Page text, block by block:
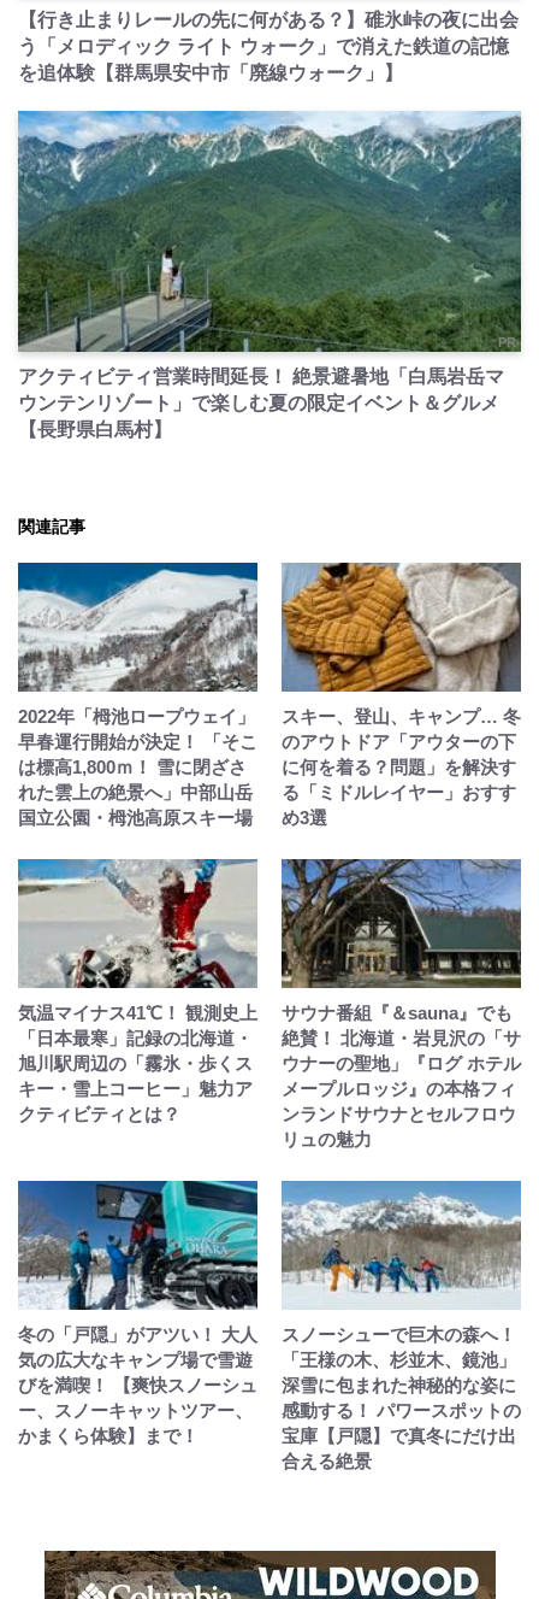
【行き止まりレールの先に何がある？】碓氷峠の夜に出会
う「メロディック ライト ウォーク」で消えた鉄道の記憶
を追体験【群馬県安中市「廃線ウォーク」】
PR
アクティビティ営業時間延長！ 絶景避暑地「白馬岩岳マ
ウンテンリゾート」で楽しむ夏の限定イベント＆グルメ
【長野県白馬村】
関連記事
2022年「栂池ロープウェイ」
早春運行開始が決定！ 「そこ
は標高1,800ｍ！ 雪に閉ざさ
れた雲上の絶景へ」中部山岳
国立公園・栂池高原スキー場
スキー、登山、キャンプ… 冬
のアウトドア「アウターの下
に何を着る？問題」を解決す
る「ミドルレイヤー」おすす
め3選
気温マイナス41℃！ 観測史上
「日本最寒」記録の北海道・
旭川駅周辺の「霧氷・歩くス
キー・雪上コーヒー」魅力ア
クティビティとは？
サウナ番組『＆sauna』でも
絶賛！ 北海道・岩見沢の「サ
ウナーの聖地」『ログ ホテル
メープルロッジ』の本格フィ
ンランドサウナとセルフロウ
リュの魅力
冬の「戸隠」がアツい！ 大人
気の広大なキャンプ場で雪遊
びを満喫！ 【爽快スノーシュ
ー、スノーキャットツアー、
かまくら体験】まで！
スノーシューで巨木の森へ！
「王様の木、杉並木、鏡池」
深雪に包まれた神秘的な姿に
感動する！ パワースポットの
宝庫【戸隠】で真冬にだけ出
合える絶景